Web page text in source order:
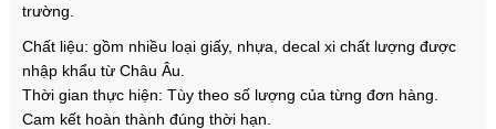
trường.
Chất liệu: gồm nhiều loại giấy, nhựa, decal xi chất lượng được
nhập khẩu từ Châu Âu.
Thời gian thực hiện: Tùy theo số lượng của từng đơn hàng.
Cam kết hoàn thành đúng thời hạn.